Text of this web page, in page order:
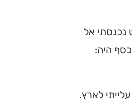
נכנסתי אל
היה:
לארץ.